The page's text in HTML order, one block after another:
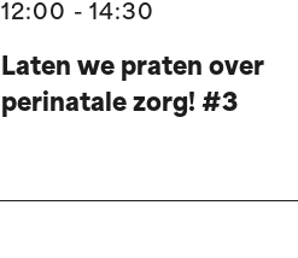
12:00 - 14:30
Laten we praten over
perinatale zorg! #3